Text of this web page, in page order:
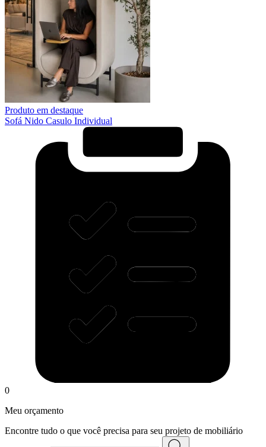
Produto em destaque
Sofá Nido Casulo Individual
0
Meu orçamento
Encontre tudo o que você precisa para seu projeto de mobiliário